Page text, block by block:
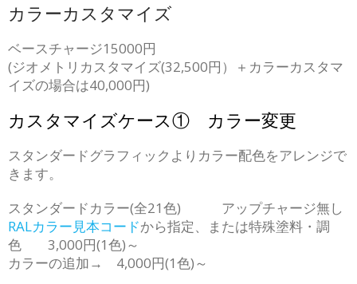
カラーカスタマイズ
ベースチャージ15000円
(ジオメトリカスタマイズ(32,500円）＋カラーカスタマ
イズの場合は40,000円)
カスタマイズケース① カラー変更
スタンダードグラフィックよりカラー配色をアレンジで
きます。
スタンダードカラー(全21色) アップチャージ無し
RALカラー見本コードから指定、または特殊塗料・調
色 3,000円(1色)～
カラーの追加→ 4,000円(1色)～